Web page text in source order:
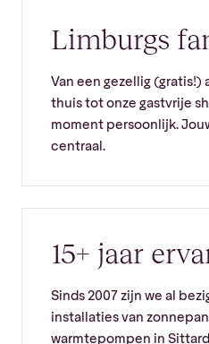
Limburgs
Van een gezellig (gratis!)
thuis tot onze gastvrije
moment persoonlijk.
centraal.
15+ jaar
Sinds 2007 zijn we al
installaties van
warmtepompen in